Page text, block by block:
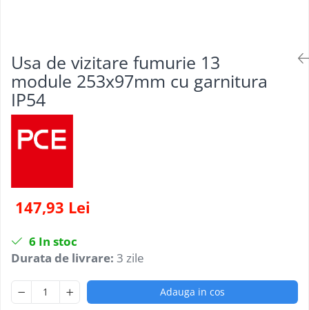
Usa de vizitare fumurie 13
module 253x97mm cu garnitura
IP54
147,93 Lei
6 In stoc
Durata de livrare: 3 zile
Adauga in cos